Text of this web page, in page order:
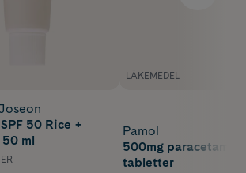
50 Rice +
ml
LÄKEMEDEL
Pamol
500mg paracetamol
tabletter